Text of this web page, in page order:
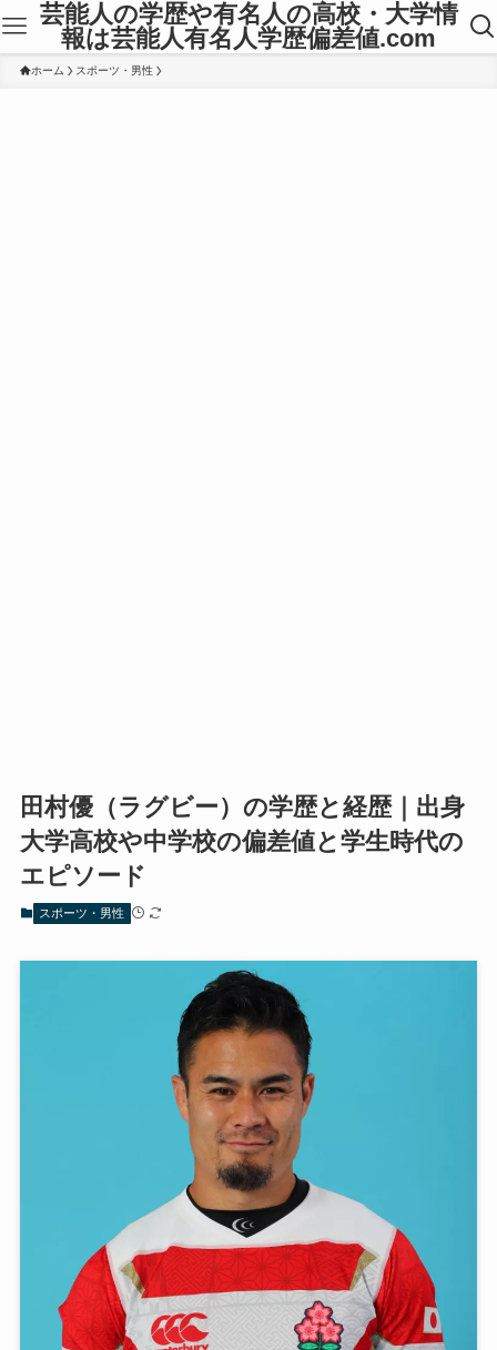
芸能人の学歴や有名人の高校・大学情
報は芸能人有名人学歴偏差値.com
ホーム スポーツ・男性
田村優（ラグビー）の学歴と経歴｜出身
大学高校や中学校の偏差値と学生時代の
エピソード
スポーツ・男性